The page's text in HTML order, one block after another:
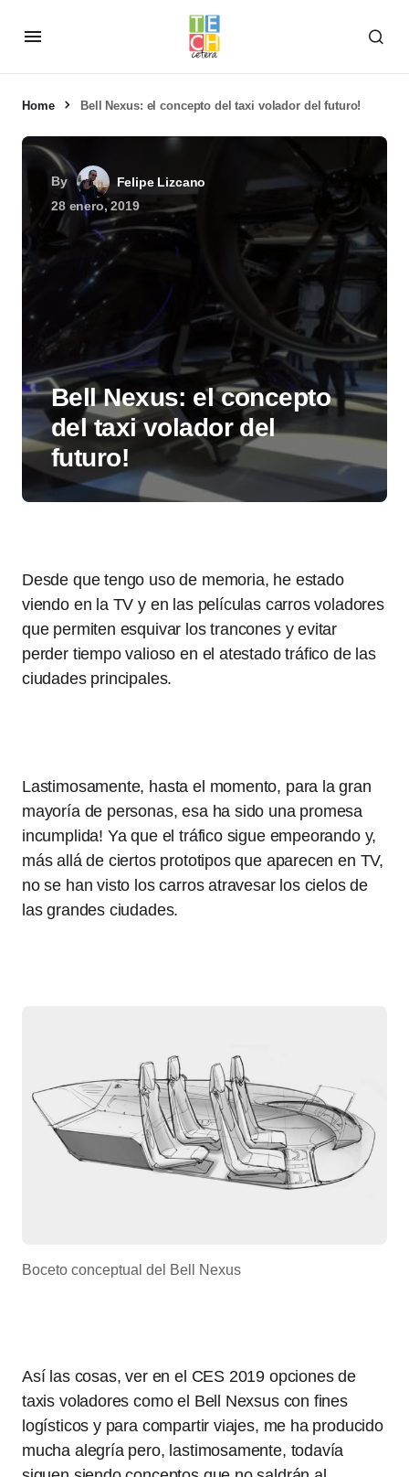
Home Bell Nexus: el concepto del taxi volador del futuro!
By
Felipe Lizcano
28 enero, 2019
Bell Nexus: el concepto
del taxi volador del
futuro!
Desde que tengo uso de memoria, he estado
viendo en la TV y en las películas carros voladores
que permiten esquivar los trancones y evitar
perder tiempo valioso en el atestado tráfico de las
ciudades principales.
Lastimosamente, hasta el momento, para la gran
mayoría de personas, esa ha sido una promesa
incumplida! Ya que el tráfico sigue empeorando y,
más allá de ciertos prototipos que aparecen en TV,
no se han visto los carros atravesar los cielos de
las grandes ciudades.
Boceto conceptual del Bell Nexus
Así las cosas, ver en el CES 2019 opciones de
taxis voladores como el Bell Nexsus con fines
logísticos y para compartir viajes, me ha producido
mucha alegría pero, lastimosamente, todavía